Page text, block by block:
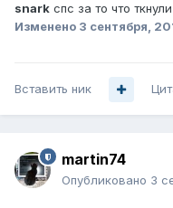
snark спс за то что
Изменено 3 сентября,
Вставить ник
martin74
Опубликовано 3